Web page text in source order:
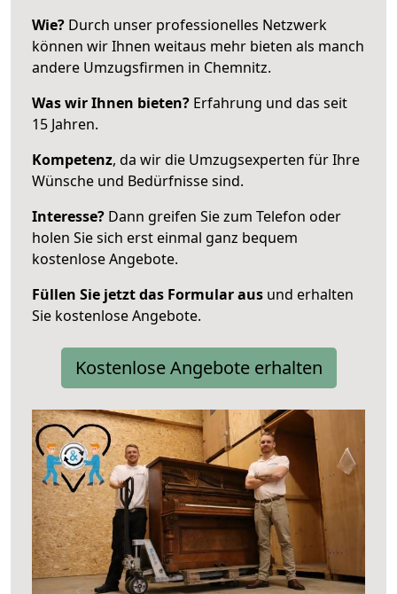
Wie? Durch unser professionelles Netzwerk
können wir Ihnen weitaus mehr bieten als manch
andere Umzugsfirmen in Chemnitz.
Was wir Ihnen bieten? Erfahrung und das seit
15 Jahren.
Kompetenz, da wir die Umzugsexperten für Ihre
Wünsche und Bedürfnisse sind.
Interesse? Dann greifen Sie zum Telefon oder
holen Sie sich erst einmal ganz bequem
kostenlose Angebote.
Füllen Sie jetzt das Formular aus und erhalten
Sie kostenlose Angebote.
Kostenlose Angebote erhalten